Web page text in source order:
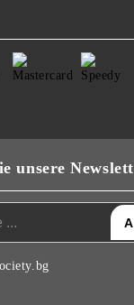
unsere